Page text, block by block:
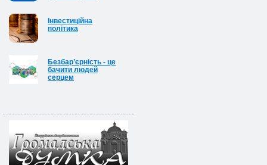
Інвестиційна
політика
Безбар’єрність - це
бачити людей
серцем